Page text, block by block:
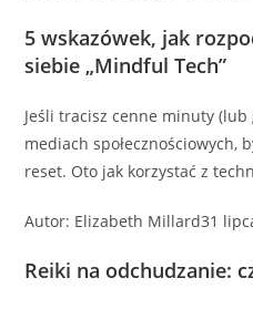
5 wskazówek, jak
siebie „Mindful Tech”
Jeśli tracisz cenne minuty (lub
mediach społecznościowych,
reset. Oto jak korzystać z
Autor: Elizabeth Millard31
Reiki na odchudzanie: